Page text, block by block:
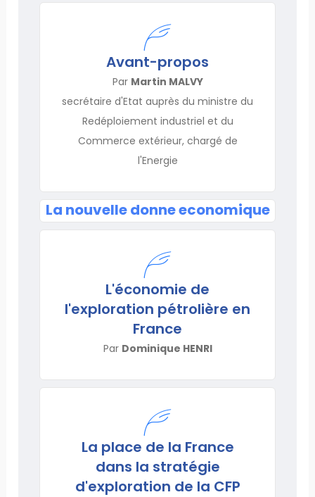
Avant-propos
Par Martin MALVY
secrétaire d'Etat auprès du ministre du
Redéploiement industriel et du
Commerce extérieur, chargé de
l'Energie
La nouvelle donne economique
L'économie de
l'exploration pétrolière en
France
Par Dominique HENRI
La place de la France
dans la stratégie
d'exploration de la CFP